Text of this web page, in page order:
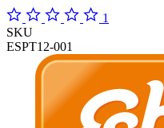
1
SKU
ESPT12-001